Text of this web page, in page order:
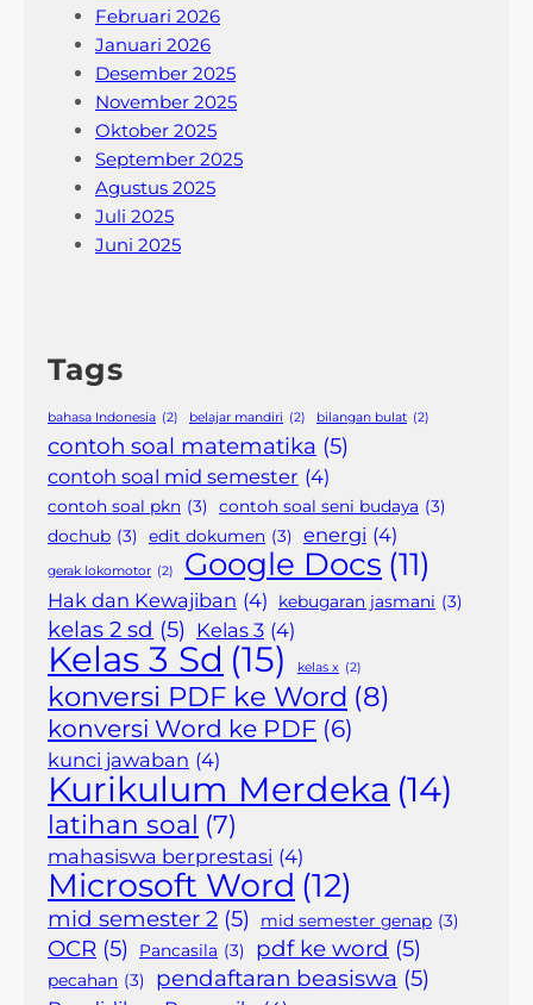
Februari 2026
Januari 2026
Desember 2025
November 2025
Oktober 2025
September 2025
Agustus 2025
Juli 2025
Juni 2025
Tags
bahasa Indonesia (2) belajar mandiri (2) bilangan bulat (2)
contoh soal matematika (5)
contoh soal mid semester (4)
contoh soal pkn (3) contoh soal seni budaya (3)
dochub (3) edit dokumen (3) energi (4)
gerak lokomotor (2) Google Docs (11)
Hak dan Kewajiban (4) kebugaran jasmani (3)
kelas 2 sd (5) Kelas 3 (4)
Kelas 3 Sd (15) kelas x (2)
konversi PDF ke Word (8)
konversi Word ke PDF (6)
kunci jawaban (4)
Kurikulum Merdeka (14)
latihan soal (7)
mahasiswa berprestasi (4)
Microsoft Word (12)
mid semester 2 (5) mid semester genap (3)
OCR (5) Pancasila (3) pdf ke word (5)
pecahan (3) pendaftaran beasiswa (5)